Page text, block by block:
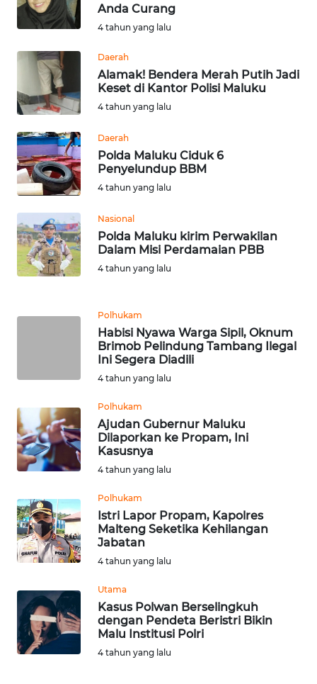
Anda Curang
4 tahun yang lalu
Daerah
Alamak! Bendera Merah Putih Jadi
Keset di Kantor Polisi Maluku
4 tahun yang lalu
Daerah
Polda Maluku Ciduk 6
Penyelundup BBM
4 tahun yang lalu
Nasional
Polda Maluku kirim Perwakilan
Dalam Misi Perdamaian PBB
4 tahun yang lalu
Polhukam
Habisi Nyawa Warga Sipil, Oknum
Brimob Pelindung Tambang Ilegal
Ini Segera Diadili
4 tahun yang lalu
Polhukam
Ajudan Gubernur Maluku
Dilaporkan ke Propam, Ini
Kasusnya
4 tahun yang lalu
Polhukam
Istri Lapor Propam, Kapolres
Malteng Seketika Kehilangan
Jabatan
4 tahun yang lalu
Utama
Kasus Polwan Berselingkuh
dengan Pendeta Beristri Bikin
Malu Institusi Polri
4 tahun yang lalu
WN
WN
KALSEL
WN
KALTIM
WN
WN
GORONTALO
MALUT
WN
DAIRI
WN
DANAU
TOBA
WN
LANGKAT